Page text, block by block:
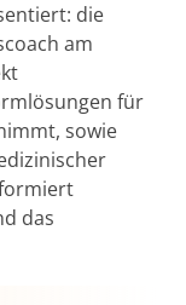
die
am
für
sowie
das